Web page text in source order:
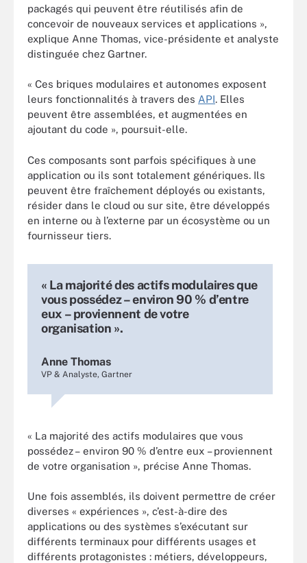
packagés qui peuvent être réutilisés afin de
concevoir de nouveaux services et applications »,
explique Anne Thomas, vice-présidente et analyste
distinguée chez Gartner.
« Ces briques modulaires et autonomes exposent
leurs fonctionnalités à travers des API. Elles
peuvent être assemblées, et augmentées en
ajoutant du code », poursuit-elle.
Ces composants sont parfois spécifiques à une
application ou ils sont totalement génériques. Ils
peuvent être fraîchement déployés ou existants,
résider dans le cloud ou sur site, être développés
en interne ou à l’externe par un écosystème ou un
fournisseur tiers.
« La majorité des actifs modulaires que
vous possédez – environ 90 % d’entre
eux – proviennent de votre
organisation ».
Anne Thomas
VP & Analyste, Gartner
« La majorité des actifs modulaires que vous
possédez – environ 90 % d’entre eux – proviennent
de votre organisation », précise Anne Thomas.
Une fois assemblés, ils doivent permettre de créer
diverses « expériences », c’est-à-dire des
applications ou des systèmes s’exécutant sur
différents terminaux pour différents usages et
différents protagonistes : métiers, développeurs,